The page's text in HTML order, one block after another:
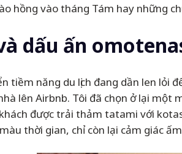
hồng vào tháng Tám hay những
dấu ấn
tiềm năng du lịch đang dần len lỏi
lên Airbnb. Tôi đã chọn ở lại
được trải thảm tatami với
thời gian, chỉ còn lại cảm giác